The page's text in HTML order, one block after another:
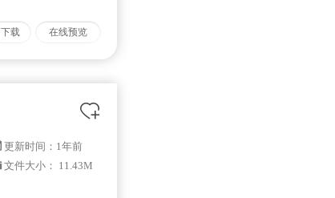
下载 在线预览
更新时间： 1年前
文件大小： 11.43M